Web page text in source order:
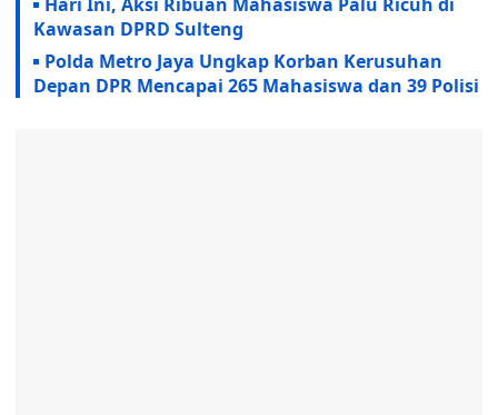
Kawasan DPRD Sulteng
Polda Metro Jaya Ungkap Korban Kerusuhan
Depan DPR Mencapai 265 Mahasiswa dan 39 Polisi